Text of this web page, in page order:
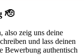
🫡
also zeig uns deine
und lass deinen
Bewerbung authentisch